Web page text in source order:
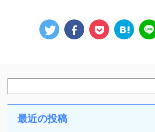
最近の投稿